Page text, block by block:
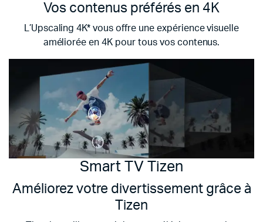
Vos contenus préférés en 4K
L’Upscaling 4K* vous offre une expérience visuelle
améliorée en 4K pour tous vos contenus.
Smart TV Tizen
Améliorez votre divertissement grâce à
Tizen